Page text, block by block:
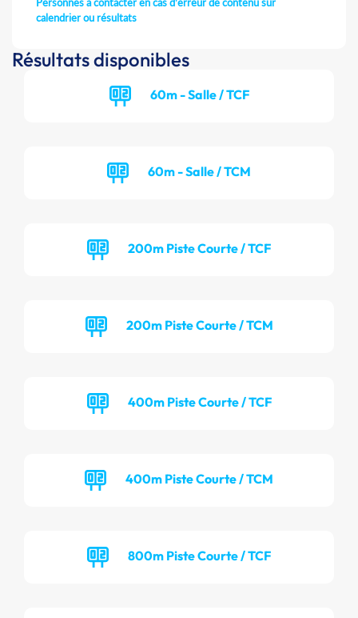
calendrier ou résultats
Résultats disponibles
60m - Salle / TCF
60m - Salle / TCM
200m Piste Courte / TCF
200m Piste Courte / TCM
400m Piste Courte / TCF
400m Piste Courte / TCM
800m Piste Courte / TCF